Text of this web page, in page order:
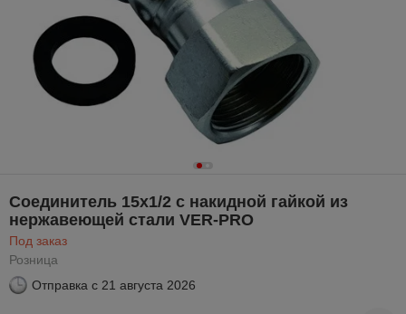
Соединитель 15х1/2 с накидной гайкой из
нержавеющей стали VER-PRO
Под заказ
Розница
Отправка с 21 августа 2026